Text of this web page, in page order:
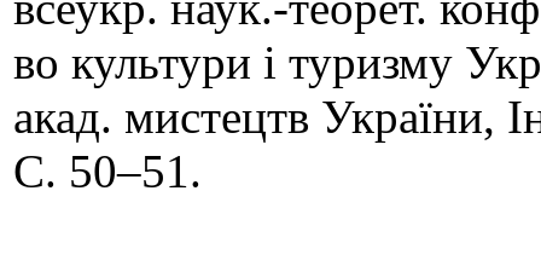
во культури і туризму
акад. мистецтв України,
C. 50–51.